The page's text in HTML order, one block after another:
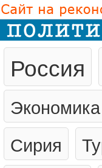
Россия
Экономика
Сирия